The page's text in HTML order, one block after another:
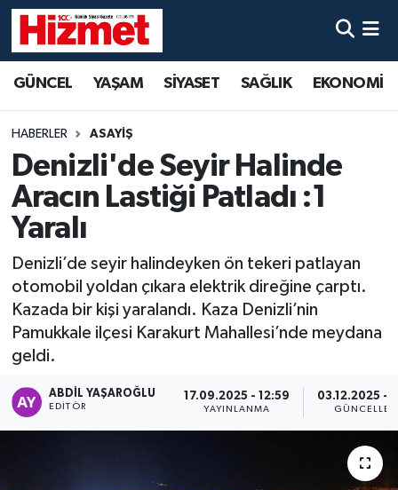
GÜNCEL YAŞAM SİYASET SAĞLIK EKONOMİ
HABERLER ASAYİŞ
Denizli'de Seyir Halinde
Aracın Lastiği Patladı :1
Yaralı
Denizli’de seyir halindeyken ön tekeri patlayan
otomobil yoldan çıkara elektrik direğine çarptı.
Kazada bir kişi yaralandı. Kaza Denizli’nin
Pamukkale ilçesi Karakurt Mahallesi’nde meydana
geldi.
ABDIL YAŞAROĞLU
EDITÖR
17.09.2025 - 12:59
YAYINLANMA
03.12.2025 -
YAŞAM
SİYASET
SAĞLIK
KÜLTÜR SANAT
SPOR
MAGAZİN
ÖZEL HABER
Denizli Hava Durumu
Denizli Trafik Yoğunluk Haritası
Süper Lig Puan Durumu ve Fikstür
Son Dakika Haberleri
Haber Arşivi